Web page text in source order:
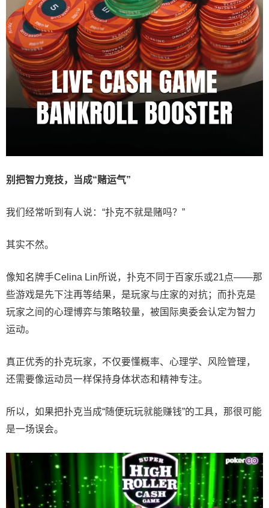
别把智力竞技，当成“赌运气”
我们经常听到有人说：“扑克不就是赌吗？”
其实不然。
像知名牌手Celina Lin所说，扑克不同于百家乐或21点——那
些游戏是先下注再等结果，是玩家与庄家的对抗；而扑克是
玩家之间的心理博弈与策略较量，被国际奥委会认定为智力
运动。
真正优秀的扑克玩家，不仅要懂概率、心理学、风险管理，
还需要像运动员一样保持身体状态和精神专注。
所以，如果把扑克当成“随便玩玩就能赚钱”的工具，那很可能
是一场误会。